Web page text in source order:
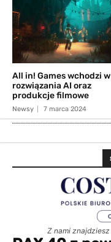
All in! Games wchodzi w
rozwiązania AI oraz
produkcje filmowe
Newsy 7 marca 2024